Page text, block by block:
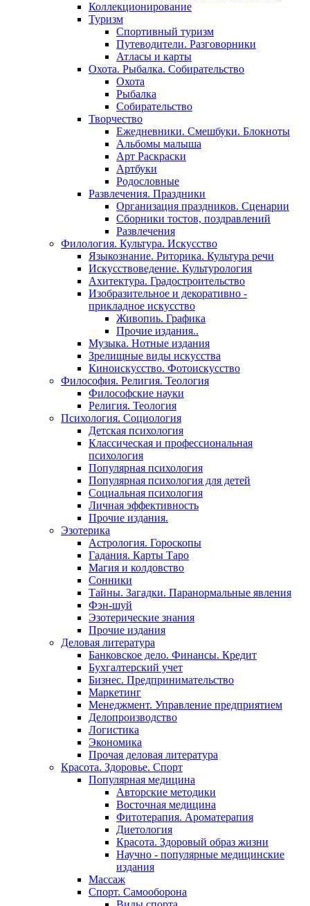
Коллекционирование
Туризм
Спортивный туризм
Путеводители. Разговорники
Атласы и карты
Охота. Рыбалка. Собирательство
Охота
Рыбалка
Собирательство
Творчество
Ежедневники. Смешбуки. Блокноты
Альбомы малыша
Арт Раскраски
Артбуки
Родословные
Развлечения. Праздники
Организация праздников. Сценарии
Сборники тостов, поздравлений
Развлечения
Филология. Культура. Искусство
Языкознание. Риторика. Культура речи
Искусствоведение. Культурология
Ахитектура. Градостроительство
Изобразительное и декоративно -
прикладное искусство
Живопиь. Графика
Прочие издания..
Музыка. Нотные издания
Зрелищные виды искусства
Киноискусство. Фотоискусство
Философия. Религия. Теология
Философские науки
Религия. Теология
Психология. Социология
Детская психология
Классическая и профессиональная
психология
Популярная психология
Популярная психология для детей
Социальная психология
Личная эффективность
Прочие издания.
Эзотерика
Астрология. Гороскопы
Гадания. Карты Таро
Магия и колдовство
Сонники
Тайны. Загадки. Паранормальные явления
Фэн-шуй
Эзотерические знания
Прочие издания
Деловая литература
Банковское дело. Финансы. Кредит
Бухгалтерский учет
Бизнес. Предпринимательство
Маркетинг
Менеджмент. Управление предприятием
Делопроизводство
Логистика
Экономика
Прочая деловая литература
Красота. Здоровье. Спорт
Популярная медицина
Авторские методики
Восточная медицина
Фитотерапия. Ароматерапия
Диетология
Красота. Здоровый образ жизни
Научно - популярные медицинские
издания
Массаж
Спорт. Самооборона